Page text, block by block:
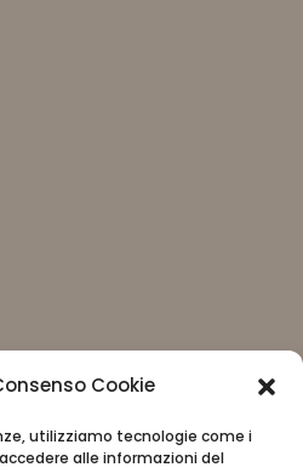
Cookie
utilizziamo tecnologie come i
alle informazioni del